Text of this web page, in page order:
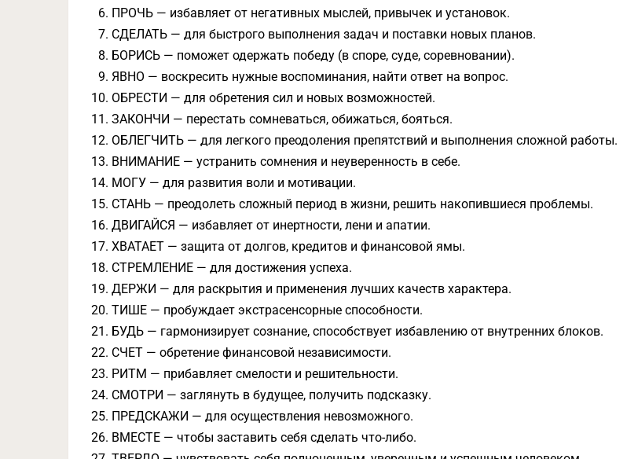
ПРОЧЬ — избавляет от негативных мыслей, привычек и установок.
СДЕЛАТЬ — для быстрого выполнения задач и поставки новых планов.
БОРИСЬ — поможет одержать победу (в споре, суде, соревновании).
ЯВНО — воскресить нужные воспоминания, найти ответ на вопрос.
ОБРЕСТИ — для обретения сил и новых возможностей.
ЗАКОНЧИ — перестать сомневаться, обижаться, бояться.
ОБЛЕГЧИТЬ — для легкого преодоления препятствий и выполнения сложной работы.
ВНИМАНИЕ — устранить сомнения и неуверенность в себе.
МОГУ — для развития воли и мотивации.
СТАНЬ — преодолеть сложный период в жизни, решить накопившиеся проблемы.
ДВИГАЙСЯ — избавляет от инертности, лени и апатии.
ХВАТАЕТ — защита от долгов, кредитов и финансовой ямы.
СТРЕМЛЕНИЕ — для достижения успеха.
ДЕРЖИ — для раскрытия и применения лучших качеств характера.
ТИШЕ — пробуждает экстрасенсорные способности.
БУДЬ — гармонизирует сознание, способствует избавлению от внутренних блоков.
СЧЕТ — обретение финансовой независимости.
РИТМ — прибавляет смелости и решительности.
СМОТРИ — заглянуть в будущее, получить подсказку.
ПРЕДСКАЖИ — для осуществления невозможного.
ВМЕСТЕ — чтобы заставить себя сделать что-либо.